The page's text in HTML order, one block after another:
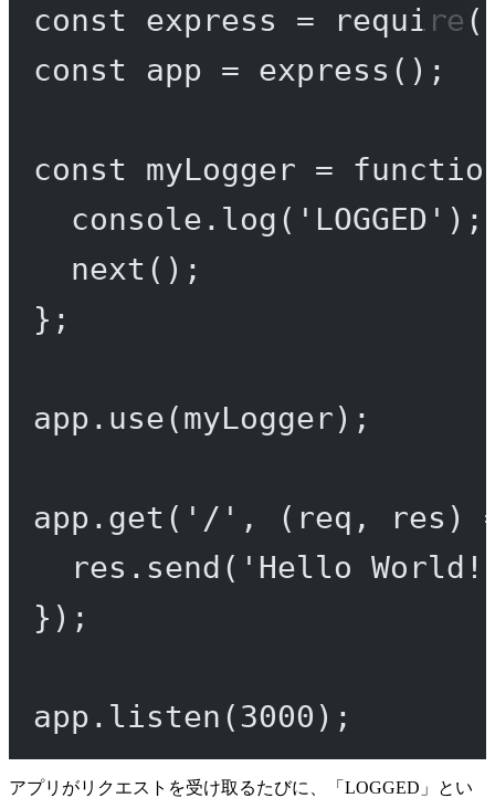
const express = require (
const
app = express ();
const myLogger =
console. log ( 'LOGGED' );
next ();
};
app. use(myLogger);
app. get ( '/' , ( req , res )
res. send ( 'Hello
});
app. listen (3000 );
アプリがリクエストを受け取るたびに、「LOGGED」とい